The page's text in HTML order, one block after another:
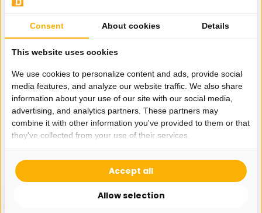
Whatsapp ons
klantenservice@bazaaronline.nl
Ontvang de nieuwste aanbiedingen en promoties. We zullen
je niet spammen, beloofd.
Consent About cookies Details
This website uses cookies
We use cookies to personalize content and ads, provide social
media features, and analyze our website traffic. We also share
information about your use of our site with our social media,
advertising, and analytics partners. These partners may
combine it with other information you've provided to them or that
they've collected from your use of their services.
Allow selection
Accept all